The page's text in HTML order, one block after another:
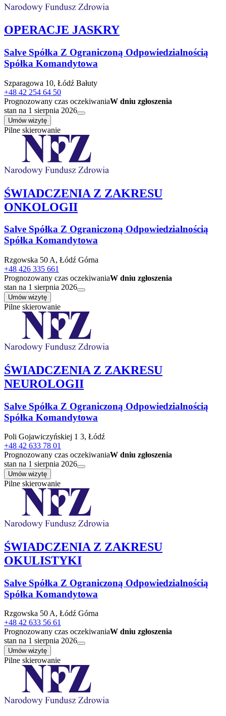
OPERACJE JASKRY
Salve Spółka Z Ograniczoną Odpowiedzialnością
Spółka Komandytowa
Szparagowa 10, Łódź Bałuty
+48 42 254 64 50
Prognozowany czas oczekiwaniaW dniu zgłoszenia
stan na 1 sierpnia 2026
Umów wizytę
Pilne skierowanie
ŚWIADCZENIA Z ZAKRESU
ONKOLOGII
Salve Spółka Z Ograniczoną Odpowiedzialnością
Spółka Komandytowa
Rzgowska 50 A, Łódź Górna
+48 426 335 661
Prognozowany czas oczekiwaniaW dniu zgłoszenia
stan na 1 sierpnia 2026
Umów wizytę
Pilne skierowanie
ŚWIADCZENIA Z ZAKRESU
NEUROLOGII
Salve Spółka Z Ograniczoną Odpowiedzialnością
Spółka Komandytowa
Poli Gojawiczyńskiej 1 3, Łódź
+48 42 633 78 01
Prognozowany czas oczekiwaniaW dniu zgłoszenia
stan na 1 sierpnia 2026
Umów wizytę
Pilne skierowanie
ŚWIADCZENIA Z ZAKRESU
OKULISTYKI
Salve Spółka Z Ograniczoną Odpowiedzialnością
Spółka Komandytowa
Rzgowska 50 A, Łódź Górna
+48 42 633 56 61
Prognozowany czas oczekiwaniaW dniu zgłoszenia
stan na 1 sierpnia 2026
Umów wizytę
Pilne skierowanie